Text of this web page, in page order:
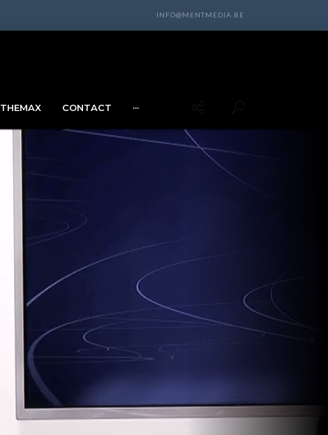
INFO@MENTMEDIA.BE
THEMAX CONTACT ···